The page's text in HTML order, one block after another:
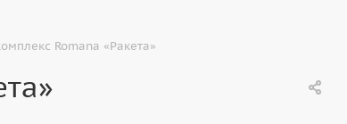
Romana «Ракета»